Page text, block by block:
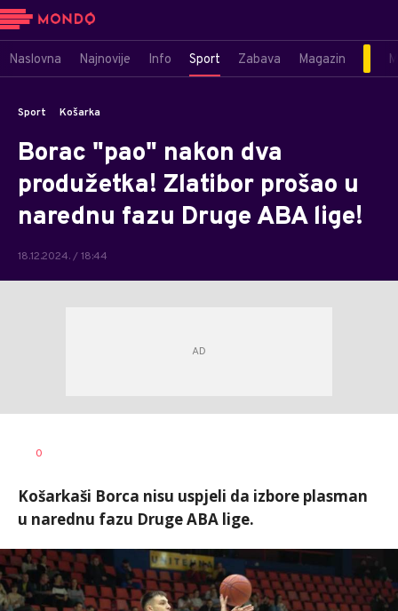
Naslovna Najnovije Info Sport Zabava Magazin
Sport Košarka
Borac "pao" nakon dva
produžetka! Zlatibor prošao u
narednu fazu Druge ABA lige!
18.12.2024. / 18:44
AUTOR
0
Košarkaši Borca nisu uspjeli da izbore plasman
u narednu fazu Druge ABA lige.